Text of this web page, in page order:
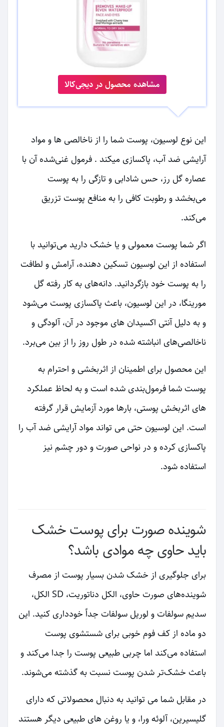
مشاهده محصول در دیجی‌کالا
این نوع لوسیون، پوست شما را از ناخالصی ها و مواد
آرایشی ضد آب، پاکسازی میکند . فرمول غنی‌شده آن با
عصاره گل رز، حس شادابی و تازگی را به پوست
می‌بخشد و رطوبت کافی را به منافع پوست تزریق
می‌کند.
اگر شما پوست معمولی و یا خشک دارید می‌توانید با
استفاده از این لوسیون تسکین دهنده، آرامش و لطافت
را به پوست خود بازگردانید. دانه‌های به کار رفته گل
مورینگا، در این لوسیون، باعث پاکسازی پوست می‌شود
و به دلیل آنتی اکسیدان های موجود در آن، آلودگی و
ناخالصی‌های انباشته شده در طول روز را از بین می‌برد.
این محصول برای اطمینان از اثربخشی و احترام به
پوست شما فرمول‌بندی شده است و به لحاظ عملکرد
های اثربخش پوستی، بارها مورد آزمایش قرار گرفته
است. این لوسیون حتی می تواند مواد آرایشی ضد آب را
پاکسازی کرده و در نواحی صورت و دور چشم نیز
استفاده شود.
شوینده صورت برای پوست خشک
باید حاوی چه موادی باشد؟
برای جلوگیری از خشک شدن بسیار پوست از مصرف
شوینده‌های صورت حاوی، الکل دناتوریت، SD الکل،
سدیم سولفات و لوریل سولفات جداً خودداری کنید. این
دو ماده از کف فوم خوبی برای شستشوی پوست
استفاده می‌کند اما چربی طبیعی پوست را جدا می‌کند و
باعث خشک‌تر شدن پوست نسبت به گذشته می‌شوند.
در مقابل شما می توانید به دنبال محصولاتی که دارای
گلیسیرین، آلوئه ورا، و یا روغن های طبیعی دیگر هستند